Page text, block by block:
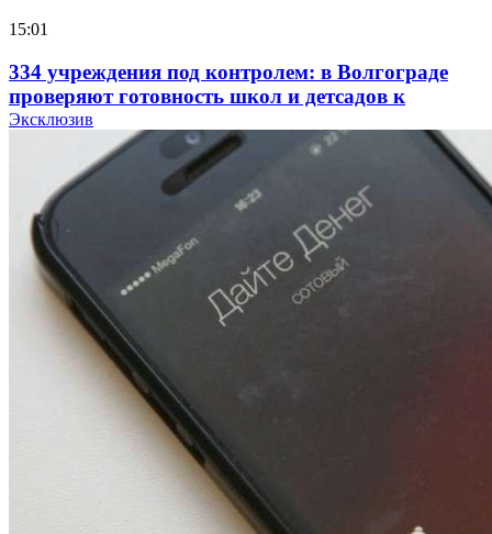
15:01
334 учреждения под контролем: в Волгограде
проверяют готовность школ и детсадов к
учебному году
Покушение на убийство в Волгограде: девушка
напала на незнакомую женщину с ножом
12:39
Сладкий праздник в Волгограде: в Центральном
парке прошёл фестиваль „Арбузный переполох“
Волгоградские компании нарастили экспорт:
заключены контракты на 3,6 млн долларов
Эксклюзив